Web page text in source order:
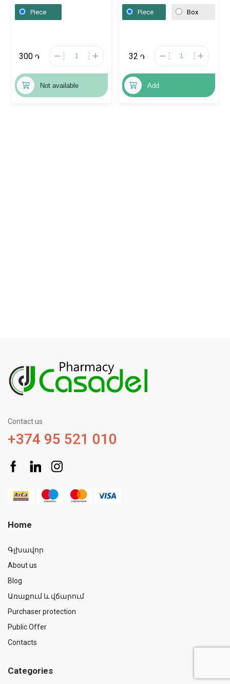
Հայաստան
Piece
300 ֏
Not available
Piece Box
32 ֏
Add
Contact us
+374 95 521 010
Home
Գլխավոր
About us
Blog
Առաքում և վճարում
Purchaser protection
Public Offer
Contacts
Categories